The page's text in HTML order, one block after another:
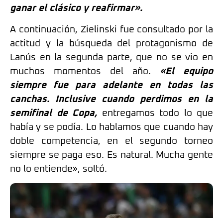
ganar el clásico y reafirmar».
A continuación, Zielinski fue consultado por la
actitud y la búsqueda del protagonismo de
Lanús en la segunda parte, que no se vio en
muchos momentos del año.
«El equipo
siempre fue para adelante en todas las
canchas. Inclusive cuando perdimos en la
semifinal de Copa, entregamos todo lo que
había y se podía. Lo hablamos que cuando hay
doble competencia, en el segundo torneo
siempre se paga eso. Es natural. Mucha gente
no lo entiende», soltó.